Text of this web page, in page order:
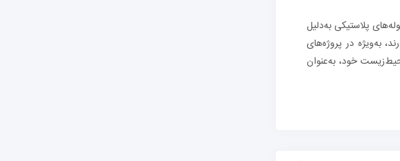
پلاستیکی به‌دلیل
به‌ویژه در پروژه‌های
خود، به‌عنوان